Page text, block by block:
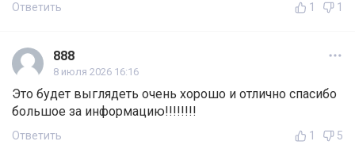
Ответить 1 1
888
8 июля 2026 16:16
Это будет выглядеть очень хорошо и отлично спасибо
большое за информацию!!!!!!!!
Ответить 1 5